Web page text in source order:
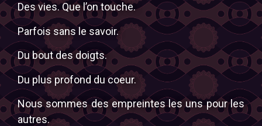
Des vies. Que l’on touche.
Parfois sans le savoir.
Du bout des doigts.
Du plus profond du coeur.
Nous sommes des empreintes les uns pour les
autres.